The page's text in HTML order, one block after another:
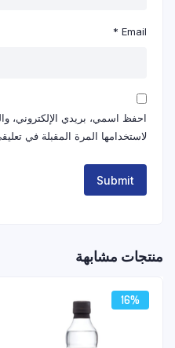
Email
*
احفظ اسمي، بريدي الإلكتروني،
لاستخدامها المرة المقبلة في
منتجات مشابهة
16%